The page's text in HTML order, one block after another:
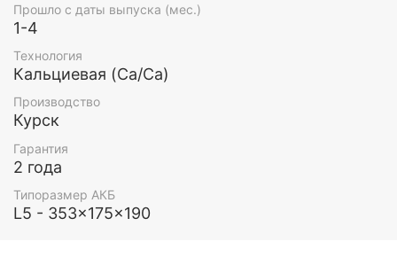
Прошло с даты выпуска (мес.)
1-4
Технология
Кальциевая (Ca/Ca)
Производство
Курск
Гарантия
2 года
Типоразмер АКБ
L5 - 353x175x190